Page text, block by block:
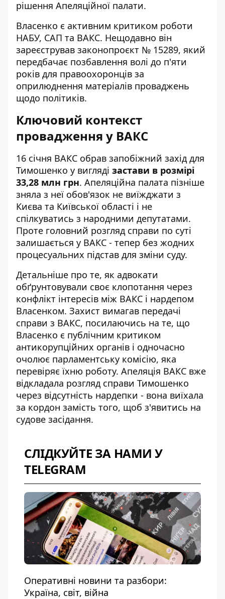
рішення Апеляційної палати.
Власенко є активним критиком роботи
НАБУ, САП та ВАКС. Нещодавно він
зареєстрував законопроєкт № 15289, який
передбачає позбавлення волі до п'яти
років для правоохоронців за
оприлюднення матеріалів проваджень
щодо політиків.
Ключовий контекст
провадження у ВАКС
16 січня ВАКС обрав запобіжний захід для
Тимошенко у вигляді застави в розмірі
33,28 млн грн. Апеляційна палата пізніше
зняла з неї обов'язок не виїжджати з
Києва та Київської області і не
спілкуватись з народними депутатами.
Проте головний розгляд справи по суті
залишається у ВАКС - тепер без жодних
процесуальних підстав для зміни суду.
Детальніше про те, як адвокати
обґрунтовували своє клопотання через
конфлікт інтересів між ВАКС і нардепом
Власенком. Захист вимагав передачі
справи з ВАКС, посилаючись на те, що
Власенко є публічним критиком
антикорупційних органів і одночасно
очолює парламентську комісію, яка
перевіряє їхню роботу. Апеляція ВАКС вже
відкладала розгляд справи Тимошенко
через відсутність нардепки - вона виїхала
за кордон замість того, щоб з'явитись на
судове засідання.
СЛІДКУЙТЕ ЗА НАМИ У
TELEGRAM
Оперативні новини та разбори:
Україна, світ, війна